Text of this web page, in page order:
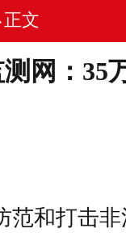
正文
网：35
和打击非